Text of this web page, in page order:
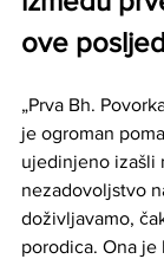
ove
„Prva Bh.
je ogroman
ujedinjeno izašli
nezadovoljstvo
doživljavamo,
porodica. Ona je